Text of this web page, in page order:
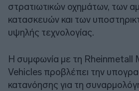
στρατιωτικών οχημάτων, των
κατασκευών και των
υψηλής τεχνολογίας.
Η συμφωνία με τη Rheinmetall
Vehicles προβλέπει την
κατανόησης για τη